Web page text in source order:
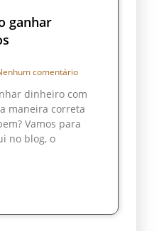
ganhar
comentário
dinheiro com
maneira correta
Vamos para
no blog, o